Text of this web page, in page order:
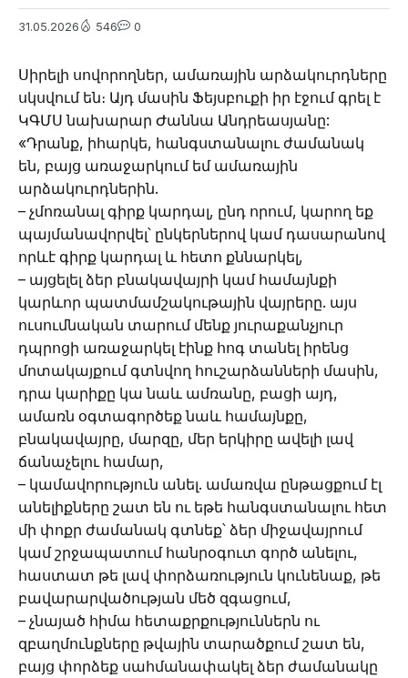
31.05.2026 546 0
Սիրելի սովորողներ, ամառային արձակուրդները
սկսվում են։ Այդ մասին Ֆեյսբուքի իր էջում գրել է
ԿԳՄՍ նախարար Ժաննա Անդրեասյանը:
«Դրանք, իհարկե, հանգստանալու ժամանակ
են, բայց առաջարկում եմ ամառային
արձակուրդներին.
– չմոռանալ գիրք կարդալ, ընդ որում, կարող եք
պայմանավորվել՝ ընկերներով կամ դասարանով
որևէ գիրք կարդալ և հետո քննարկել,
– այցելել ձեր բնակավայրի կամ համայնքի
կարևոր պատմամշակութային վայրերը. այս
ուսումնական տարում մենք յուրաքանչյուր
դպրոցի առաջարկել էինք հոգ տանել իրենց
մոտակայքում գտնվող հուշարձանների մասին,
դրա կարիքը կա նաև ամռանը, բացի այդ,
ամառն օգտագործեք նաև համայնքը,
բնակավայրը, մարզը, մեր երկիրը ավելի լավ
ճանաչելու համար,
– կամավորություն անել. ամառվա ընթացքում էլ
անելիքները շատ են ու եթե հանգստանալու հետ
մի փոքր ժամանակ գտնեք՝ ձեր միջավայրում
կամ շրջապատում հանրօգուտ գործ անելու,
հաստատ թե լավ փորձառություն կունենաք, թե
բավարարվածության մեծ զգացում,
– չնայած հիմա հետաքրքություններն ու
զբաղմունքները թվային տարածքում շատ են,
բայց փորձեք սահմանափակել ձեր ժամանակը